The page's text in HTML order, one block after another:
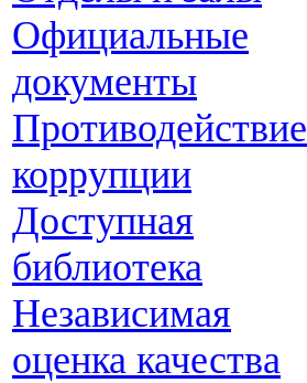
Официальные
документы
Противодействие
коррупции
Доступная
библиотека
Независимая
оценка качества